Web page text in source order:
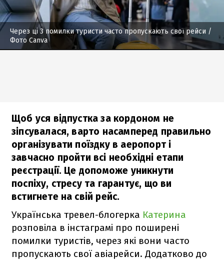
Через ці 3 помилки туристи часто пропускають свої рейси /
Фото Canva
Щоб уся відпустка за кордоном не
зіпсувалася, варто насамперед правильно
організувати поїздку в аеропорт і
завчасно пройти всі необхідні етапи
реєстрації. Це допоможе уникнути
поспіху, стресу та гарантує, що ви
встигнете на свій рейс.
Українська тревел-блогерка Катерина
розповіла в інстаграмі про поширені
помилки туристів, через які вони часто
пропускають свої авіарейси. Додатково до